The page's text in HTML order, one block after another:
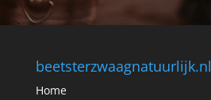
beetsterzwaagnatuurlijk.nl
Home